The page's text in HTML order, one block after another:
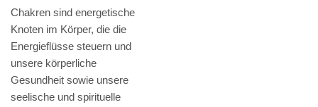
Chakren sind energetische
Knoten im Körper, die die
Energieflüsse steuern und
unsere körperliche
Gesundheit sowie unsere
seelische und spirituelle